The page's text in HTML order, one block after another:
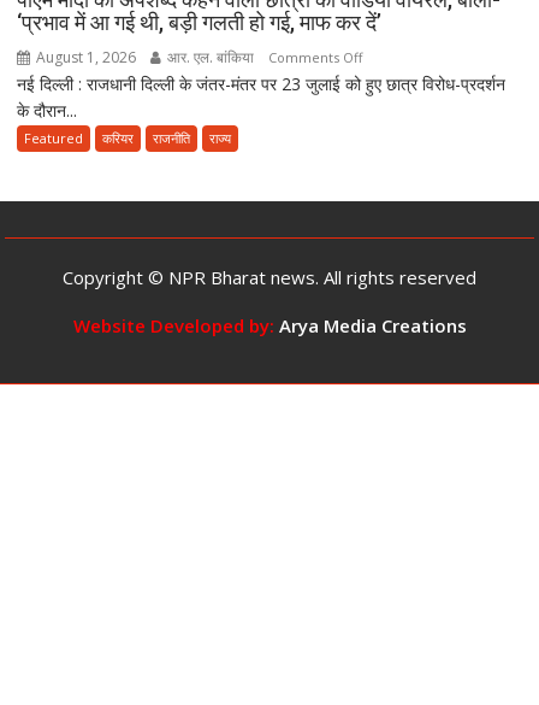
की
10
का
‘प्रभाव में आ गई थी, बड़ी गलती हो गई, माफ कर दें’
August 1, 2026 आर. एल. बांकिया Comments Offon
पीएम
छात्रा
का
वीडियो
वायरल,
नई दिल्ली : राजधानी दिल्ली के जंतर-मंतर पर 23 जुलाई को हुए छात्र विरोध-प्रदर्शन
के दौरान...
Featured करियर राजनीति राज्य
Copyright © NPR Bharat news. All rights reserved
Website Developed by: Arya Media Creations